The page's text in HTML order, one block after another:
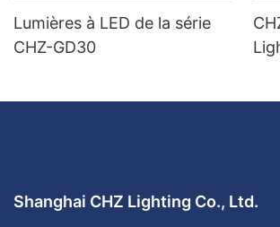
Lumières à LED de la série
CHZ-GD30
Shanghai CHZ Lighting Co., Ltd.